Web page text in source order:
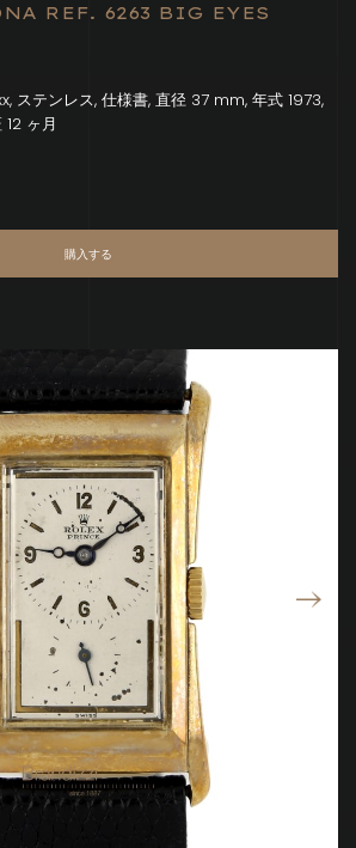
REF. 6263 BIG EYES
ステンレス, 仕様書, 直径 37 mm, 年式 1973,
ヶ月
購入する